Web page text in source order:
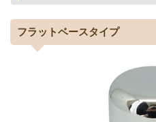
フラットベースタイプ